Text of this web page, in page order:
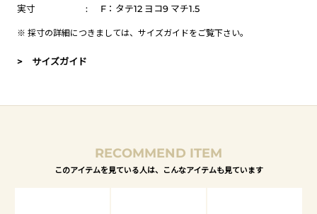
実寸
: F：タテ12 ヨコ9 マチ1.5
※ 採寸の詳細につきましては、 サイズガイドをご覧下さい。
> サイズガイド
RECOMMEND ITEM
このアイテムを見ている人は、こんなアイテムも見ています